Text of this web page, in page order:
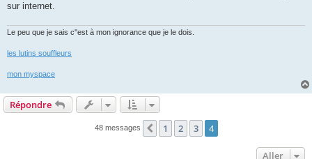
sur internet.
Le peu que je sais c''est à mon ignorance que je le dois.
les lutins souffleurs
mon myspace
Répondre
48 messages Précédent
1 2 3 4
Aller